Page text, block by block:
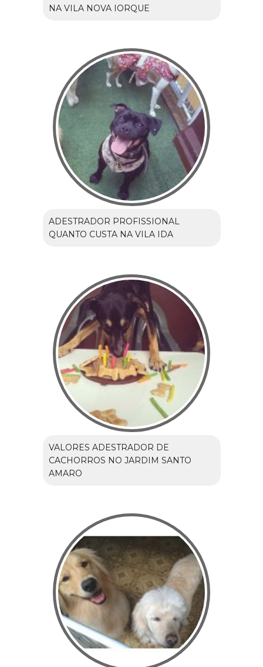
NA VILA NOVA IORQUE
ADESTRADOR PROFISSIONAL
QUANTO CUSTA NA VILA IDA
VALORES ADESTRADOR DE
CACHORROS NO JARDIM SANTO
AMARO